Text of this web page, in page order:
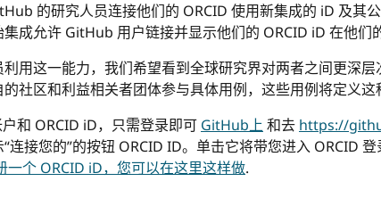
的研究人员连接他们的 ORCID 使用新集成的 iD 及其
成允许 GitHub 用户链接并显示他们的 ORCID iD 在他们
用这一能力，我们希望看到全球研究界对两者之间更深
社区和利益相关者团体参与具体用例，这些用例将定义
和 ORCID iD，只需登录即可 GitHub上 和去 https://
连接您的”的按钮 ORCID ID。单击它将带您进入 ORCID
一个 ORCID iD，您可以在这里这样做.